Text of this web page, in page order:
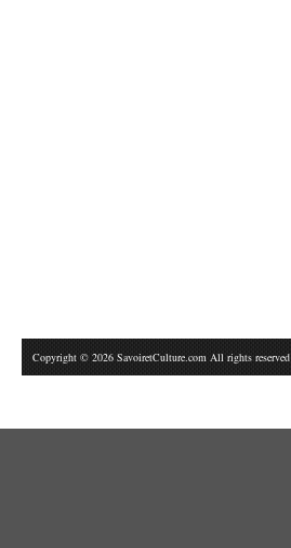
Copyright © 2026 SavoiretCulture.com All rights reserved